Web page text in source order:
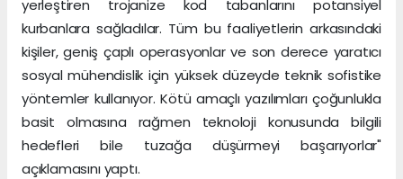
yerleştiren trojanize kod tabanlarını potansiyel
kurbanlara sağladılar. Tüm bu faaliyetlerin arkasındaki
kişiler, geniş çaplı operasyonlar ve son derece yaratıcı
sosyal mühendislik için yüksek düzeyde teknik sofistike
yöntemler kullanıyor. Kötü amaçlı yazılımları çoğunlukla
basit olmasına rağmen teknoloji konusunda bilgili
hedefleri bile tuzağa düşürmeyi başarıyorlar"
açıklamasını yaptı.